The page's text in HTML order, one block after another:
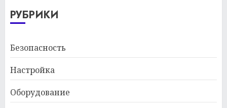
РУБРИКИ
Безопасность
Настройка
Оборудование